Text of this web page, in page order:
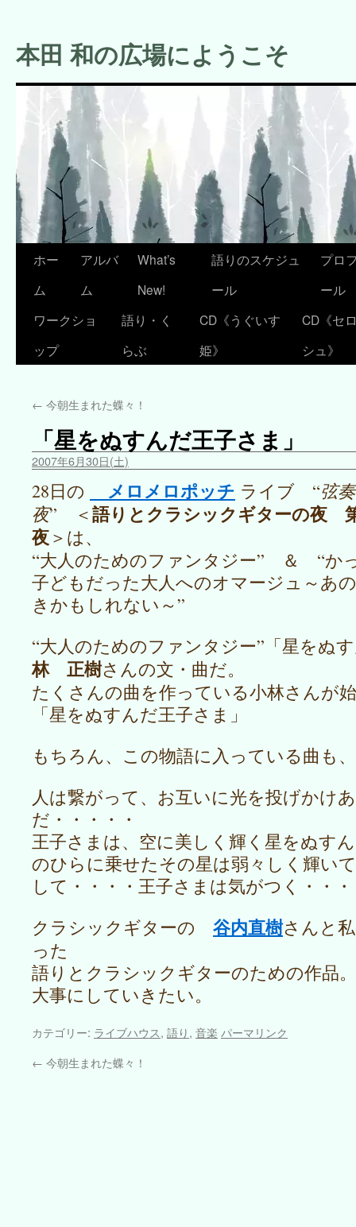
テ
ン
本田 和の広場にようこそ
ホー
ム
アルバ
ム
What’s
New!
語りのスケジュ
ール
プロ
ール
ワークショ
ップ
語り・く
らぶ
CD《うぐいす
姫》
CD《セ
シュ》
← 今朝生まれた蝶々！
「星をぬすんだ王子さま」
2007年6月30日(土)
28日の メロメロポッチ ライブ “弦
夜” ＜語りとクラシックギターの夜
夜＞は、
“大人のためのファンタジー” ＆ “か
子どもだった大人へのオマージュ～あ
きかもしれない～”
“大人のためのファンタジー”「星をぬ
林 正樹さんの文・曲だ。
たくさんの曲を作っている小林さんが
「星をぬすんだ王子さま」
もちろん、この物語に入っている曲も
人は繋がって、お互いに光を投げかけ
だ・・・・・
王子さまは、空に美しく輝く星をぬす
のひらに乗せたその星は弱々しく輝い
して・・・・王子さまは気がつく・・・
クラシックギターの
谷内直樹さんと
った
語りとクラシックギターのための作品。
大事にしていきたい。
カテゴリー: ライブハウス, 語り, 音楽 パーマリンク
← 今朝生まれた蝶々！